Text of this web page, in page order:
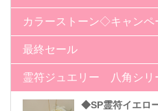
カラーストーン◇キャンペ
最終セール
霊符ジュエリー 八角シリ
◆SP霊符イエロ